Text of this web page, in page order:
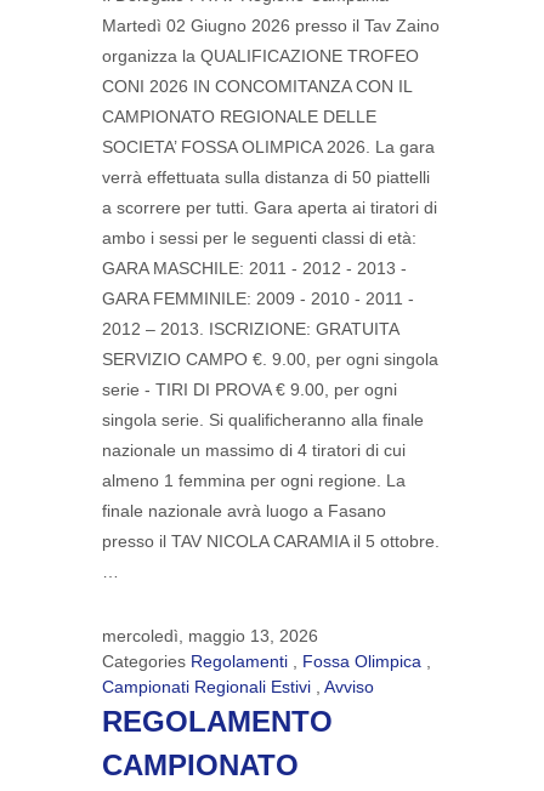
Martedì 02 Giugno 2026 presso il Tav Zaino
organizza la QUALIFICAZIONE TROFEO
CONI 2026 IN CONCOMITANZA CON IL
CAMPIONATO REGIONALE DELLE
SOCIETA’ FOSSA OLIMPICA 2026. La gara
verrà effettuata sulla distanza di 50 piattelli
a scorrere per tutti. Gara aperta ai tiratori di
ambo i sessi per le seguenti classi di età:
GARA MASCHILE: 2011 - 2012 - 2013 -
GARA FEMMINILE: 2009 - 2010 - 2011 -
2012 – 2013. ISCRIZIONE: GRATUITA
SERVIZIO CAMPO €. 9.00, per ogni singola
serie - TIRI DI PROVA € 9.00, per ogni
singola serie. Si qualificheranno alla finale
nazionale un massimo di 4 tiratori di cui
almeno 1 femmina per ogni regione. La
finale nazionale avrà luogo a Fasano
presso il TAV NICOLA CARAMIA il 5 ottobre.
mercoledì, maggio 13, 2026
Categories Regolamenti Fossa Olimpica
Campionati Regionali Estivi
Avviso
REGOLAMENTO
CAMPIONATO